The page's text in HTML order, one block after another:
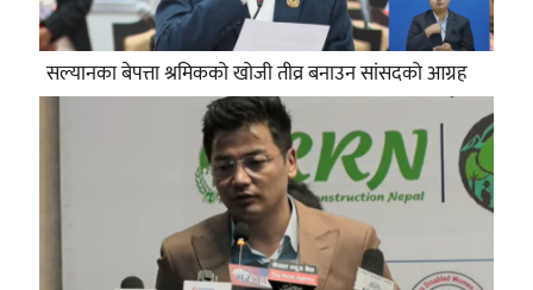
सल्यानका बेपत्ता श्रमिकको खोजी तीव्र बनाउन सांसदको आग्रह